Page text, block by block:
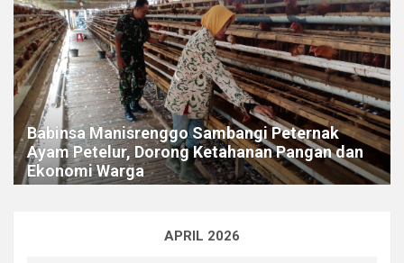
Babinsa Manisrenggo Sambangi Peternak
Ayam Petelur, Dorong Ketahanan Pangan dan
Ekonomi Warga
APRIL 2026